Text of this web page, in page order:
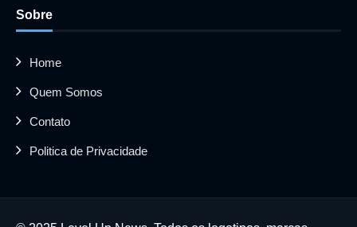
Sobre
Home
Quem Somos
Contato
Politica de Privacidade